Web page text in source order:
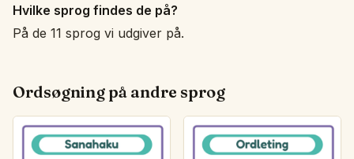
Hvilke sprog findes de på?
På de 11 sprog vi udgiver på.
Ordsøgning på andre sprog